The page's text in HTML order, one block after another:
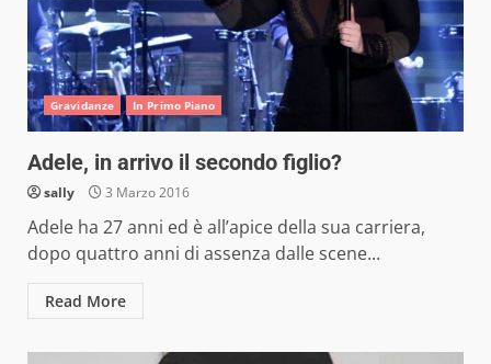
Gravidanze In Primo Piano
Adele, in arrivo il secondo figlio?
sally 3 Marzo 2016
Adele ha 27 anni ed è all’apice della sua carriera,
dopo quattro anni di assenza dalle scene...
Read More